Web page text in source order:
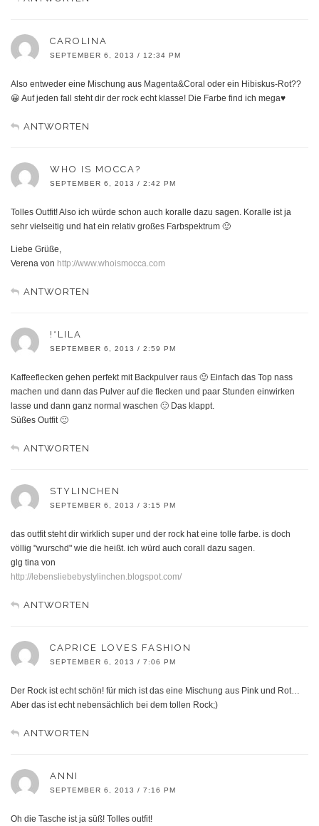
CAROLINA
SEPTEMBER 6, 2013 / 12:34 PM
Also entweder eine Mischung aus Magenta&Coral oder ein Hibiskus-Rot??
😀 Auf jeden fall steht dir der rock echt klasse! Die Farbe find ich mega♥
ANTWORTEN
WHO IS MOCCA?
SEPTEMBER 6, 2013 / 2:42 PM
Tolles Outfit! Also ich würde schon auch koralle dazu sagen. Koralle ist ja
sehr vielseitig und hat ein relativ großes Farbspektrum 🙂
Liebe Grüße,
Verena von http://www.whoismocca.com
ANTWORTEN
!*LILA
SEPTEMBER 6, 2013 / 2:59 PM
Kaffeeflecken gehen perfekt mit Backpulver raus 🙂 Einfach das Top nass
machen und dann das Pulver auf die flecken und paar Stunden einwirken
lasse und dann ganz normal waschen 🙂 Das klappt.
Süßes Outfit 🙂
ANTWORTEN
STYLINCHEN
SEPTEMBER 6, 2013 / 3:15 PM
das outfit steht dir wirklich super und der rock hat eine tolle farbe. is doch
völlig "wurschd" wie die heißt. ich würd auch corall dazu sagen.
glg tina von
http://lebensliebebystylinchen.blogspot.com/
ANTWORTEN
CAPRICE LOVES FASHION
SEPTEMBER 6, 2013 / 7:06 PM
Der Rock ist echt schön! für mich ist das eine Mischung aus Pink und Rot…
Aber das ist echt nebensächlich bei dem tollen Rock;)
ANTWORTEN
ANNI
SEPTEMBER 6, 2013 / 7:16 PM
Oh die Tasche ist ja süß! Tolles outfit!